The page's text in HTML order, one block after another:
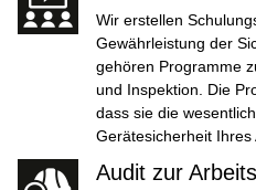
Wir erstellen
Gewährleistung der
gehören Programme
und Inspektion. Die
dass sie die
Gerätesicherheit Ihres
Audit zur